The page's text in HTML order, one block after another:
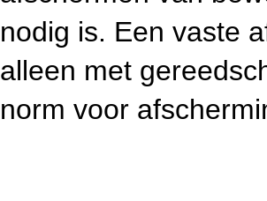
nodig is. Een vaste
alleen met
norm voor